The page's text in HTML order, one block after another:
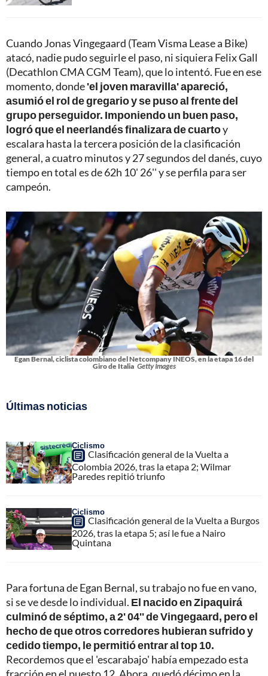
Cuando Jonas Vingegaard (Team Visma Lease a Bike)
atacó, nadie pudo seguirle el paso, ni siquiera Felix Gall
(Decathlon CMA CGM Team), que lo intentó. Fue en ese
momento, donde'el joven maravilla' apareció,
asumió el rol de gregario y se puso al frente del
grupo perseguidor. Imponiendo un buen paso,
logró que el neerlandés finalizara de cuartoy
escalara hasta la tercera posición de la clasificación
general, a cuatro minutos y 27 segundos del danés, cuyo
tiempo en total es de 62h 10' 26'' y se perfila para ser
campeón.
Egan Bernal, ciclista colombiano del Netcompany INEOS, en la etapa 16 del
Giro de Italia Getty Images
Últimas noticias
Ciclismo
Clasificación general de la Vuelta a
Colombia 2026, tras la etapa 2; Wilmar
Paredes repitió triunfo
Ciclismo
Clasificación general de la Vuelta a Burgos
2026, tras la etapa 5; así le fue a Nairo
Quintana
Para fortuna de Egan Bernal, su trabajo no fue en vano,
si se ve desde lo individual. El nacido en Zipaquirá
culminó de séptimo, a 2' 04'' de Vingegaard, pero el
hecho de que otros corredores hubieran sufrido y
cedido tiempo, le permitió entrar al top 10.
Recordemos que el 'escarabajo' había empezado esta